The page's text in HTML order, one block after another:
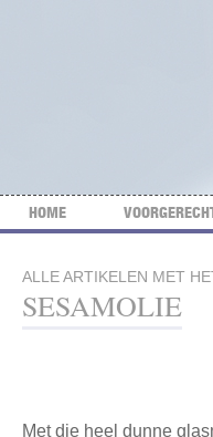
HOME
ALLE ARTIKELEN MET
SESAMOLIE
Met die heel dunne